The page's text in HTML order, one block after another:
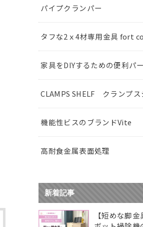
パイプクランパー
タフな2ｘ4材専用金具 fort
家具をDIYするための便利パ
CLAMPS SHELF クランプス
機能性ビスのブランドVite
高耐食金属表面処理
新着記事
【短めな脚